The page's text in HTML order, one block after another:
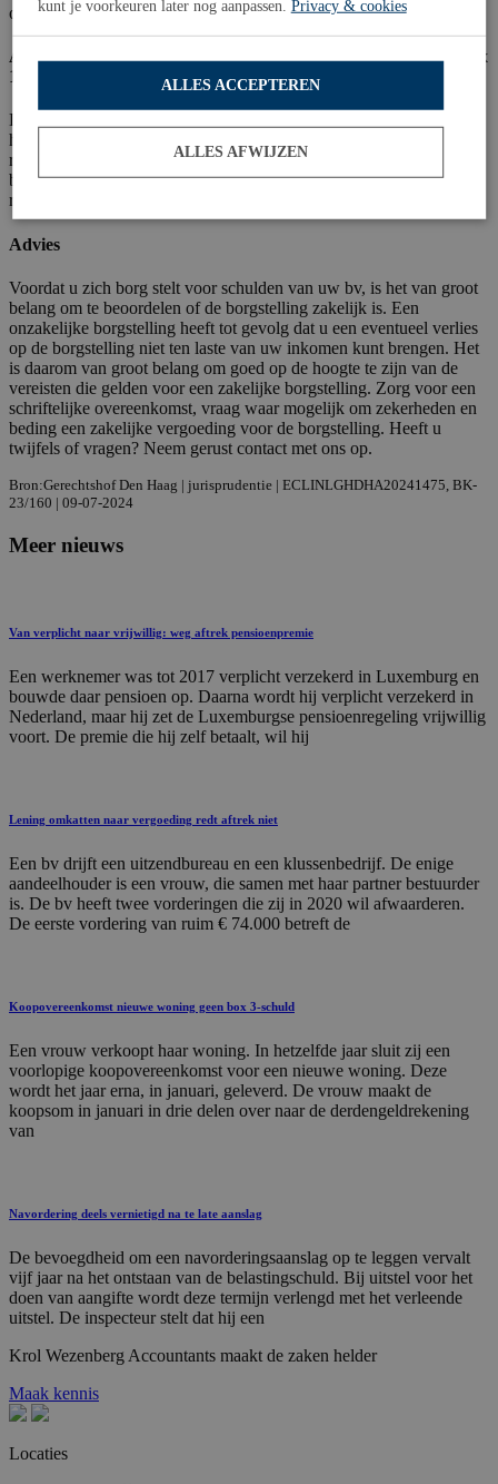
onzakelijk gezien.
Afwaardering regresvordering ten laste van het inkomen in box
1 niet toegestaan
Doordat de borgstelling onzakelijk was, werd deze gezien als een
handeling uit aandeelhoudersmotieven. Dit betekende dat de
regresvordering, die ontstond toen de bank de dga aansprak op zijn
borgstelling, niet kon worden afgewaardeerd ten laste van het
resultaat uit terbeschikkingstelling van vermogen.
Advies
Voordat u zich borg stelt voor schulden van uw bv, is het van groot
belang om te beoordelen of de borgstelling zakelijk is. Een
onzakelijke borgstelling heeft tot gevolg dat u een eventueel verlies
op de borgstelling niet ten laste van uw inkomen kunt brengen. Het
is daarom van groot belang om goed op de hoogte te zijn van de
vereisten die gelden voor een zakelijke borgstelling. Zorg voor een
schriftelijke overeenkomst, vraag waar mogelijk om zekerheden en
beding een zakelijke vergoeding voor de borgstelling. Heeft u
twijfels of vragen? Neem gerust contact met ons op.
Bron:Gerechtshof Den Haag | jurisprudentie | ECLINLGHDHA20241475, BK-
23/160 | 09-07-2024
Meer nieuws
Van verplicht naar vrijwillig: weg aftrek pensioenpremie
Een werknemer was tot 2017 verplicht verzekerd in Luxemburg en
bouwde daar pensioen op. Daarna wordt hij verplicht verzekerd in
Nederland, maar hij zet de Luxemburgse pensioenregeling vrijwillig
voort. De premie die hij zelf betaalt, wil hij
Lening omkatten naar vergoeding redt aftrek niet
Een bv drijft een uitzendbureau en een klussenbedrijf. De enige
aandeelhouder is een vrouw, die samen met haar partner bestuurder
is. De bv heeft twee vorderingen die zij in 2020 wil afwaarderen.
De eerste vordering van ruim € 74.000 betreft de
Koopovereenkomst nieuwe woning geen box 3-schuld
Een vrouw verkoopt haar woning. In hetzelfde jaar sluit zij een
voorlopige koopovereenkomst voor een nieuwe woning. Deze
wordt het jaar erna, in januari, geleverd. De vrouw maakt de
koopsom in januari in drie delen over naar de derdengeldrekening
van
Navordering deels vernietigd na te late aanslag
De bevoegdheid om een navorderingsaanslag op te leggen vervalt
vijf jaar na het ontstaan van de belastingschuld. Bij uitstel voor het
doen van aangifte wordt deze termijn verlengd met het verleende
uitstel. De inspecteur stelt dat hij een
Krol Wezenberg Accountants maakt de zaken helder
Maak kennis
Locaties
kunt je voorkeuren later nog aanpassen. Privacy & cookies
ALLES ACCEPTEREN
ALLES AFWIJZEN